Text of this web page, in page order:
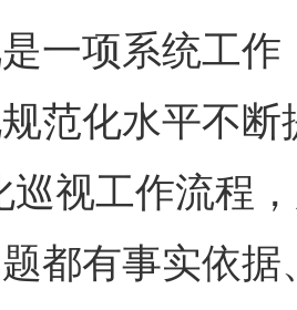
项系统工作
范化水平不
巡视工作流程
都有事实依